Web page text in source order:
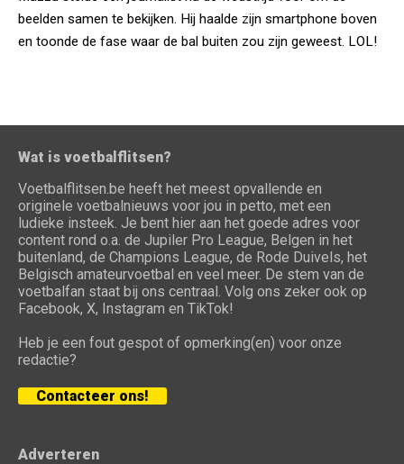
beelden samen te bekijken. Hij haalde zijn smartphone boven
en toonde de fase waar de bal buiten zou zijn geweest. LOL!
Wat is voetbalflitsen?
Voetbalflitsen.be heeft het meest opvallende en
originele voetbalnieuws voor jou in petto, met een
ludieke insteek. Je bent hier aan het goede adres voor
content rond o.a. de Jupiler Pro League, Belgen in het
buitenland, de Champions League, de Rode Duivels, het
Belgisch amateurvoetbal en veel meer. De stem van de
voetbalfan staat bij ons centraal. Volg ons zeker ook op
Facebook, X, Instagram en TikTok!
Heb je een fout gespot of opmerking(en) voor onze
redactie?
Contacteer ons!
Adverteren